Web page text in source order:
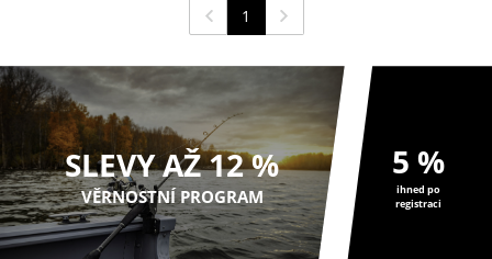
1
SLEVY AŽ 12 %
VĚRNOSTNÍ PROGRAM
5 %
ihned po
registraci